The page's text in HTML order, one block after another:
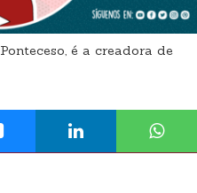
é a creadora de